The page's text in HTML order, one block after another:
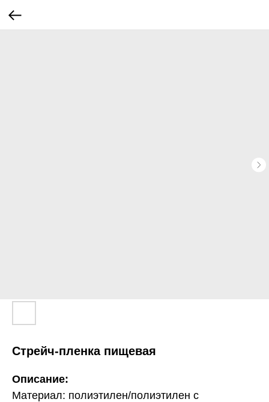
Стрейч-пленка пищевая
Описание:
Материал: полиэтилен/полиэтилен с